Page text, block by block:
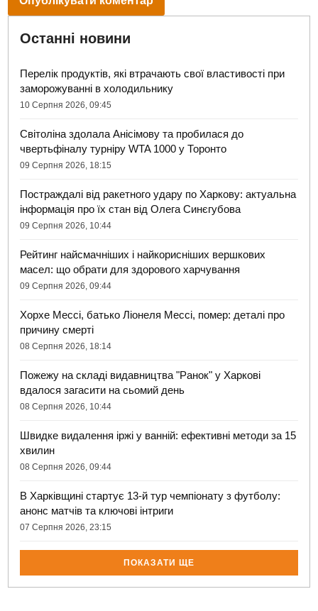
Останні новини
Перелік продуктів, які втрачають свої властивості при
заморожуванні в холодильнику
10 Серпня 2026, 09:45
Світоліна здолала Анісімову та пробилася до
чвертьфіналу турніру WTA 1000 у Торонто
09 Серпня 2026, 18:15
Постраждалі від ракетного удару по Харкову: актуальна
інформація про їх стан від Олега Синєгубова
09 Серпня 2026, 10:44
Рейтинг найсмачніших і найкорисніших вершкових
масел: що обрати для здорового харчування
09 Серпня 2026, 09:44
Хорхе Мессі, батько Ліонеля Мессі, помер: деталі про
причину смерті
08 Серпня 2026, 18:14
Пожежу на складі видавництва "Ранок" у Харкові
вдалося загасити на сьомий день
08 Серпня 2026, 10:44
Швидке видалення іржі у ванній: ефективні методи за 15
хвилин
08 Серпня 2026, 09:44
В Харківщині стартує 13-й тур чемпіонату з футболу:
анонс матчів та ключові інтриги
07 Серпня 2026, 23:15
ПОКАЗАТИ ЩЕ